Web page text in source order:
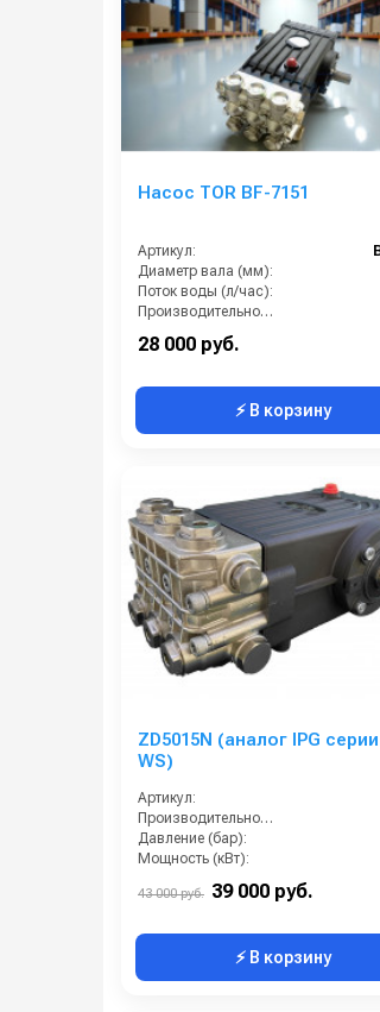
Насос TOR BF-7151
Артикул:
Диаметр вала (мм):
Поток воды (л/час):
Производительность (л/мин):
Температура (°C):
28 000 руб.
⚡ В корзину
ZD5015N (аналог IPG серии
WS)
Артикул:
Производительность (л/ч):
Давление (бар):
Мощность (кВт):
43 000 руб. 39 000 руб.
⚡ В корзину